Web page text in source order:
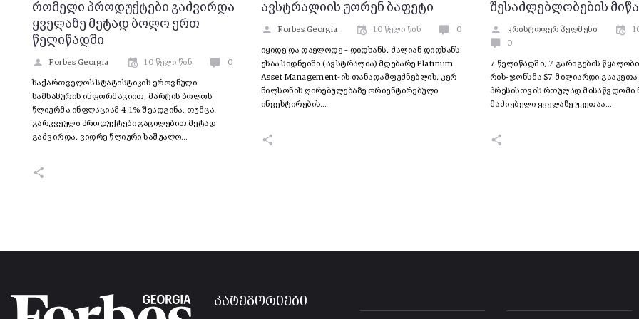
რომელი პროდუქტები გაძვირდა
ყველაზე მეტად ბოლო ერთ
წელიწადში
Forbes Georgia 10 წელი წინ 0
საქართველოს სტატისტიკის ეროვნული
სამსახურის ინფორმაციით, მარტის ბოლოს
წლიურმა ინფლაციამ 4.1% შეადგინა. თუმცა,
გარკვეული პროდუქტები გაცილებით მეტად
გაძვირდა, ვიდრე წლიური საშუალო…
ავსტრალიის უორენ ბაფეტი
Forbes Georgia 10 წელი წინ 0
იყიდე და დაელოდე – დიდხანს, ძალიან დიდხანს.
ესაა სიდნეიში (ავსტრალია) მდებარე Platinum
Asset Management-ის თანადამფუძნებლის, კერ
ნილსონის ღირებულებაზე ორიენტირებული
ინვესტირების…
შესაძლებლობების მიწა
კრისტოფერ ჰელმენი
0
7 წელიწადში, 7 გარიგების
რის-ჯონსმა $7 მილიარდი გააკეთა,
პრესისთვის რთულად მისაწვდომი
მაძიებელი ყველაზე უკეთაა…
კატეგორიები